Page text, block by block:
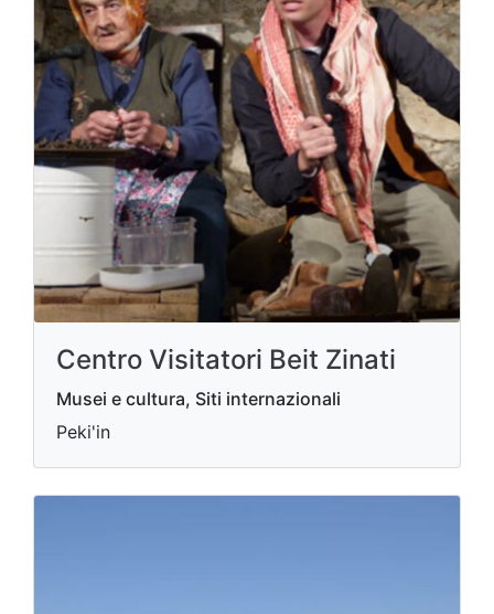
Centro Visitatori Beit Zinati
Musei e cultura, Siti internazionali
Peki'in